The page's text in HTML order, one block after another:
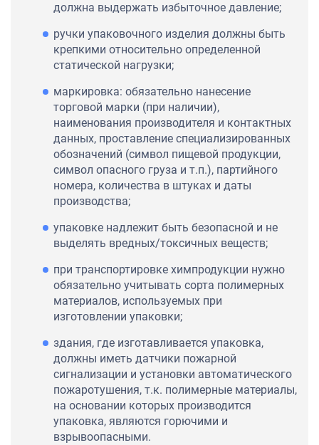
должна выдержать избыточное давление;
ручки упаковочного изделия должны быть
крепкими относительно определенной
статической нагрузки;
маркировка: обязательно нанесение
торговой марки (при наличии),
наименования производителя и контактных
данных, проставление специализированных
обозначений (символ пищевой продукции,
символ опасного груза и т.п.), партийного
номера, количества в штуках и даты
производства;
упаковке надлежит быть безопасной и не
выделять вредных/токсичных веществ;
при транспортировке химпродукции нужно
обязательно учитывать сорта полимерных
материалов, используемых при
изготовлении упаковки;
здания, где изготавливается упаковка,
должны иметь датчики пожарной
сигнализации и установки автоматического
пожаротушения, т.к. полимерные материалы,
на основании которых производится
упаковка, являются горючими и
взрывоопасными.